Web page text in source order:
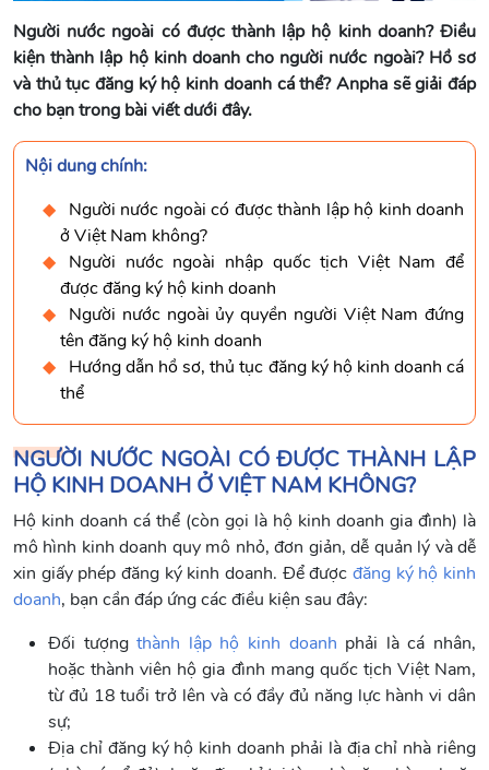
Người nước ngoài có được thành lập hộ kinh doanh? Điều
kiện thành lập hộ kinh doanh cho người nước ngoài? Hồ sơ
và thủ tục đăng ký hộ kinh doanh cá thể? Anpha sẽ giải đáp
cho bạn trong bài viết dưới đây.
Nội dung chính:
Người nước ngoài có được thành lập hộ kinh doanh
ở Việt Nam không?
Người nước ngoài nhập quốc tịch Việt Nam để
được đăng ký hộ kinh doanh
Người nước ngoài ủy quyền người Việt Nam đứng
tên đăng ký hộ kinh doanh
Hướng dẫn hồ sơ, thủ tục đăng ký hộ kinh doanh cá
thể
NGƯỜI NƯỚC NGOÀI CÓ ĐƯỢC THÀNH LẬP
HỘ KINH DOANH Ở VIỆT NAM KHÔNG?
Hộ kinh doanh cá thể (còn gọi là hộ kinh doanh gia đình) là
mô hình kinh doanh quy mô nhỏ, đơn giản, dễ quản lý và dễ
xin giấy phép đăng ký kinh doanh. Để được đăng ký hộ kinh
doanh, bạn cần đáp ứng các điều kiện sau đây:
Đối tượngthành lập hộ kinh doanh phải là cá nhân,
hoặc thành viên hộ gia đình mang quốc tịch Việt Nam,
từ đủ 18 tuổi trở lên và có đầy đủ năng lực hành vi dân
sự;
Địa chỉ đăng ký hộ kinh doanh phải là địa chỉ nhà riêng